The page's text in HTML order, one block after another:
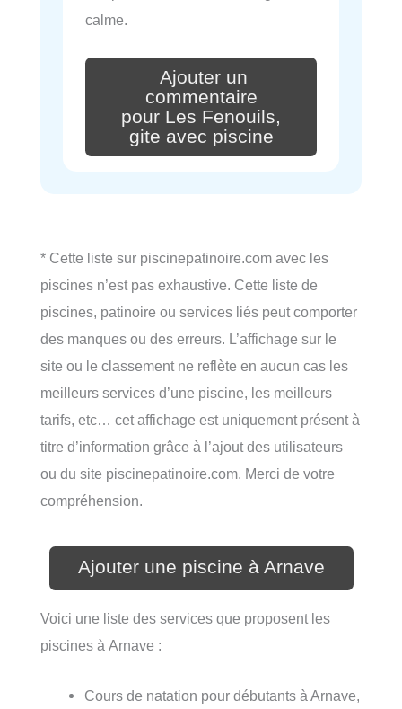
calme.
Ajouter un
commentaire
pour Les Fenouils,
gite avec piscine
* Cette liste sur piscinepatinoire.com avec les
piscines n’est pas exhaustive. Cette liste de
piscines, patinoire ou services liés peut comporter
des manques ou des erreurs. L’affichage sur le
site ou le classement ne reflète en aucun cas les
meilleurs services d’une piscine, les meilleurs
tarifs, etc… cet affichage est uniquement présent à
titre d’information grâce à l’ajout des utilisateurs
ou du site piscinepatinoire.com. Merci de votre
compréhension.
Ajouter une piscine à Arnave
Voici une liste des services que proposent les
piscines à Arnave :
Cours de natation pour débutants à Arnave,